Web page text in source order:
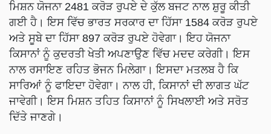
ਮਿਸ਼ਨ ਯੋਜਨਾ 2481 ਕਰੋੜ ਰੁਪਏ ਦੇ ਕੁੱਲ ਬਜਟ ਨਾਲ ਸ਼ੁਰੂ ਕੀਤੀ
ਗਈ ਹੈ। ਇਸ ਵਿੱਚ ਭਾਰਤ ਸਰਕਾਰ ਦਾ ਹਿੱਸਾ 1584 ਕਰੋੜ ਰੁਪਏ
ਅਤੇ ਸੂਬੇ ਦਾ ਹਿੱਸਾ 897 ਕਰੋੜ ਰੁਪਏ ਹੋਵੇਗਾ। ਇਹ ਯੋਜਨਾ
ਕਿਸਾਨਾਂ ਨੂੰ ਕੁਦਰਤੀ ਖੇਤੀ ਅਪਣਾਉਣ ਵਿੱਚ ਮਦਦ ਕਰੇਗੀ। ਇਸ
ਨਾਲ ਰਸਾਇਣ ਰਹਿਤ ਭੋਜਨ ਮਿਲੇਗਾ। ਇਸਦਾ ਮਤਲਬ ਹੈ ਕਿ
ਸਾਰਿਆਂ ਨੂੰ ਫਾਇਦਾ ਹੋਵੇਗਾ। ਨਾਲ ਹੀ, ਕਿਸਾਨਾਂ ਦੀ ਲਾਗਤ ਘੱਟ
ਜਾਵੇਗੀ। ਇਸ ਮਿਸ਼ਨ ਤਹਿਤ ਕਿਸਾਨਾਂ ਨੂੰ ਸਿਖਲਾਈ ਅਤੇ ਸਰੋਤ
ਦਿੱਤੇ ਜਾਣਗੇ।